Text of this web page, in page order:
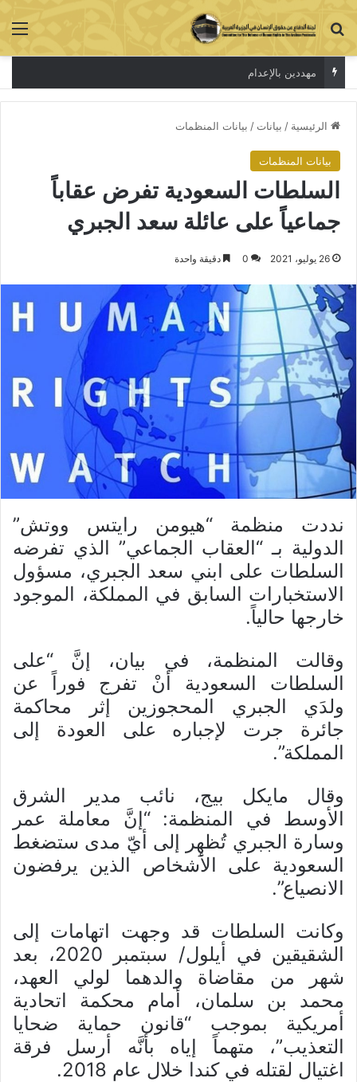
بحث عن
مهددين بالإعدام
الرئيسية / بيانات / بيانات المنظمات
بيانات المنظمات
السلطات السعودية تفرض عقاباً
جماعياً على عائلة سعد الجبري
26 يوليو، 2021 0 دقيقة واحدة
نددت منظمة “هيومن رايتس ووتش”
الدولية بـ “العقاب الجماعي” الذي تفرضه
السلطات على ابني سعد الجبري، مسؤول
الاستخبارات السابق في المملكة، الموجود
خارجها حالياً.
وقالت المنظمة، في بيان، إنَّ “على
السلطات السعودية أنْ تفرج فوراً عن
ولدَي الجبري المحجوزين إثر محاكمة
جائرة جرت لإجباره على العودة إلى
المملكة”.
وقال مايكل بيج، نائب مدير الشرق
الأوسط في المنظمة: “إنَّ معاملة عمر
وسارة الجبري تُظهِر إلى أيّ مدى ستضغط
السعودية على الأشخاص الذين يرفضون
الانصياع”.
وكانت السلطات قد وجهت اتهامات إلى
الشقيقين في أيلول/ سبتمبر 2020، بعد
شهر من مقاضاة والدهما لولي العهد،
محمد بن سلمان، أمام محكمة اتحادية
أمريكية بموجب “قانون حماية ضحايا
التعذيب”، متهماً إياه بأنَّه أرسل فرقة
اغتيال لقتله في كندا خلال عام 2018.